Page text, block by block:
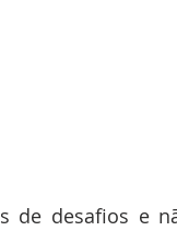
de desafios e